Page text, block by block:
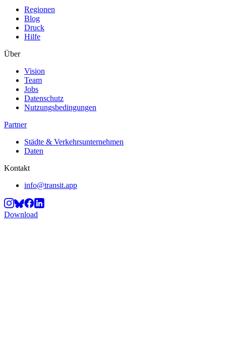
Regionen
Blog
Druck
Hilfe
Über
Vision
Team
Jobs
Datenschutz
Nutzungsbedingungen
Partner
Städte & Verkehrsunternehmen
Daten
Kontakt
info@transit.app
Download